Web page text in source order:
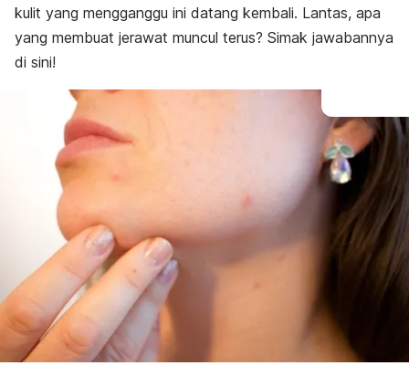
kulit yang mengganggu ini datang kembali. Lantas, apa
yang membuat jerawat muncul terus? Simak jawabannya
di sini!